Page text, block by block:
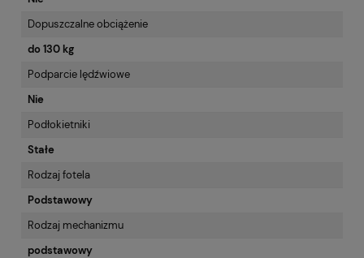
Dopuszczalne obciążenie
do 130 kg
Podparcie lędźwiowe
Nie
Podłokietniki
Stałe
Rodzaj fotela
Podstawowy
Rodzaj mechanizmu
podstawowy